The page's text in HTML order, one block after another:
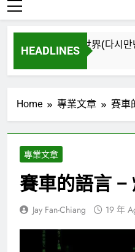
HEADLINES
再次重逢的世界(다시만
Home 專業文章 賽車
專業文章
賽車的語言 –
Jay Fan-Chiang 19 年